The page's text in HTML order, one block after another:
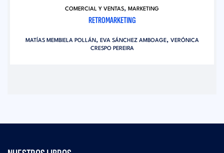
COMERCIAL Y VENTAS, MARKETING
RETROMARKETING
MATÍAS MEMBIELA POLLÁN, EVA SÁNCHEZ AMBOAGE, VERÓNICA
CRESPO PEREIRA